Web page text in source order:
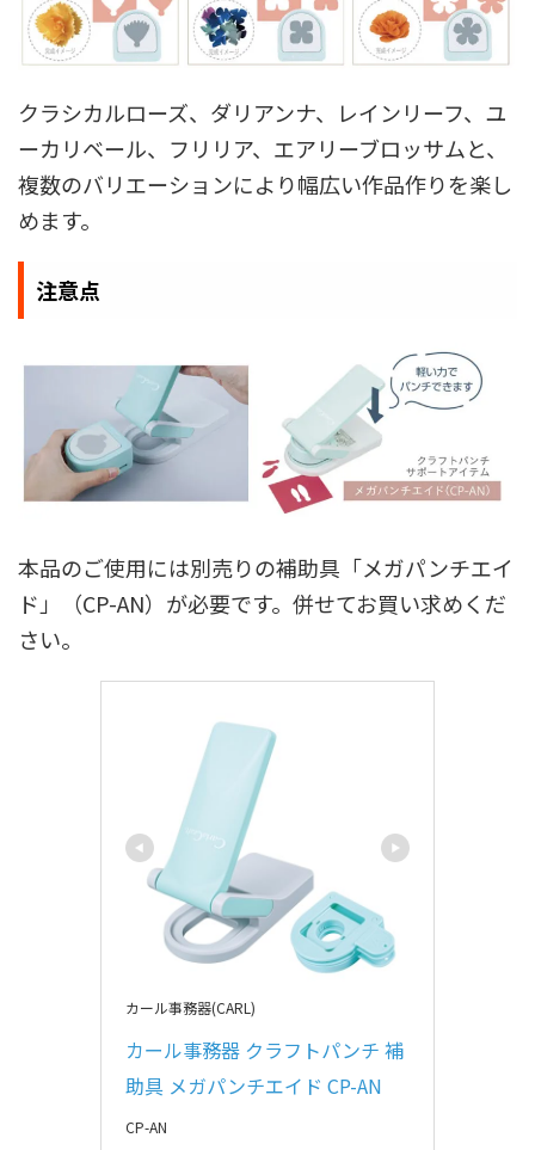
クラシカルローズ、ダリアンナ、レインリーフ、ユ
ーカリベール、フリリア、エアリーブロッサムと、
複数のバリエーションにより幅広い作品作りを楽し
めます。
注意点
本品のご使用には別売りの補助具「メガパンチエイ
ド」（CP-AN）が必要です。併せてお買い求めくだ
さい。
カール事務器(CARL)
カール事務器 クラフトパンチ 補
助具 メガパンチエイド CP-AN
CP-AN